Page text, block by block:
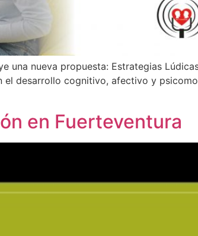
una nueva propuesta: Estrategias
desarrollo cognitivo, afectivo y
en Fuerteventura